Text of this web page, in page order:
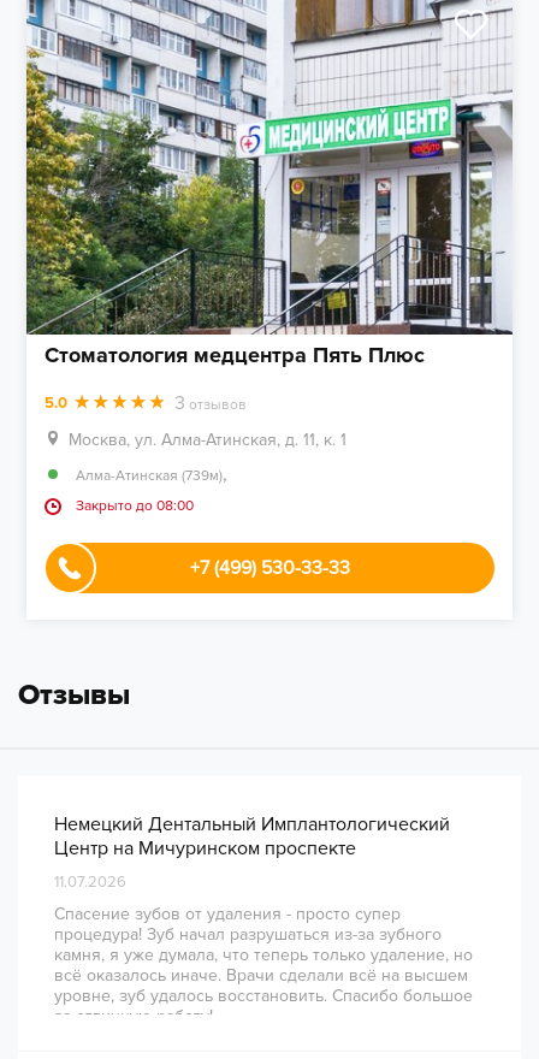
Стоматология медцентра Пять Плюс
5.0 3 отзывов
Москва, ул. Алма-Атинская, д. 11, к. 1
Алма-Атинская (739м),
Закрыто до 08:00
+7 (499) 530-33-33
Отзывы
Немецкий Дентальный Имплантологический
Центр на Мичуринском проспекте
11.07.2026
Спасение зубов от удаления - просто супер
процедура! Зуб начал разрушаться из-за зубного
камня, я уже думала, что теперь только удаление, но
всё оказалось иначе. Врачи сделали всё на высшем
уровне, зуб удалось восстановить. Спасибо большое
за отличную работу!